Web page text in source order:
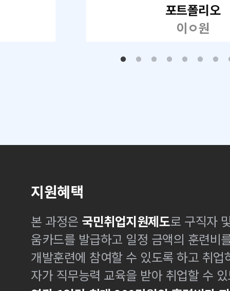
포트폴리오
이ㅇ원
지원혜택
본 과정은 국민취업지원제도로 구직자
움카드를 발급하고 일정 금액의 훈련비
개발훈련에 참여할 수 있도록 하고 취
자가 직무능력 교육을 받아 취업할 수